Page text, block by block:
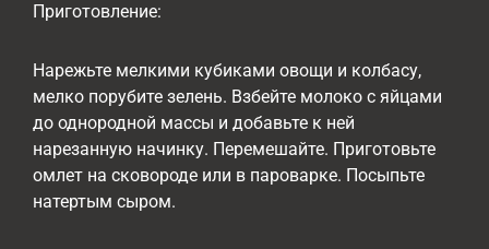
Приготовление:
Нарежьте мелкими кубиками овощи и колбасу,
мелко порубите зелень. Взбейте молоко с яйцами
до однородной массы и добавьте к ней
нарезанную начинку. Перемешайте. Приготовьте
омлет на сковороде или в пароварке. Посыпьте
натертым сыром.